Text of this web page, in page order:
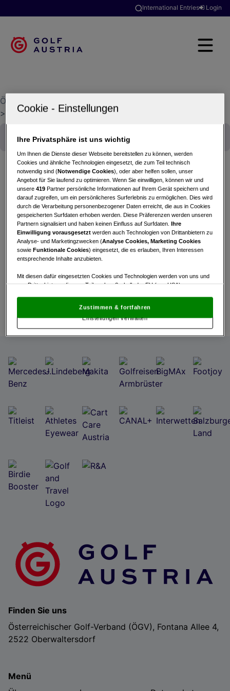
International Entries Login
Österreichischer Golfverband
>
Golf- & Landclub Ennstal Weißenbach/Liezen
Österreichische Mannschaftsmeisterschaften
Masters 65+ Herren Div. 5A
20.08.2024
Golf- & Landclub Ennstal Weißenbach/Liezen
Turnierinfo
Nennliste
Startzeiten
aktualisieren
Finden Sie uns
Österreichischer Golf-Verband (ÖGV), Fontana Allee 4,
2522 Oberwaltersdorf
Menü
Ihre Privatsphäre ist uns wichtig
Um Ihnen die Dienste dieser Webseite bereitstellen zu können, werden
Cookies und ähnliche Technologien eingesetzt, die zum Teil technisch
notwendig sind (Notwendige Cookies), oder aber helfen sollen, unser
Angebot für Sie laufend zu optimieren. Wenn Sie einwilligen, können wir und
unsere419 Partner persönliche Informationen auf Ihrem Gerät speichern und
darauf zugreifen, um ein persönlicheres Surferlebnis zu ermöglichen. Dies wird
durch die Verarbeitung personenbezogener Daten erreicht, die aus in Cookies
gespeicherten Surfdaten erhoben werden. Diese Präferenzen werden unseren
Partnern signalisiert und haben keinen Einfluss auf Surfdaten.Ihre
Einwilligung vorausgesetzt werden auch Technologien von Drittanbietern zu
Analyse- und Marketingzwecken (Analyse Cookies, Marketing Cookies
sowieFunktionale Cookies) eingesetzt, die es erlauben, Ihren Interessen
entsprechende Inhalte anzubieten.
Mit diesen dafür eingesetzten Cookies und Technologien werden von uns und
von Drittanbietern, die zum Teil auch außerhalb der EU (u.a. USA)
angemessenes Datenschutzniveau bescheinigt.Es besteht insbesondere
das Risiko, dass Ihre Daten dem Zugriff durch US-Behörden zu Kontroll- und
Überwachungszwecken unterliegen und dagegen keine wirksamen
Rechtsbehelfe zur Verfügung stehen.
von unseren Cookies und auch von Drittanbietern (auch aus USA) ein.
In den Einstellungen können Sie jederzeit Ihre Präferenzen verwalten und
Widerspruch gegen die Verarbeitung auf der Grundlage berechtigter
Link zur Datenschutzrichtlinie
Folgendes bereitzustellen:
Verwendung genauer Standortdaten. Endgeräteeigenschaften zur Identifikation
aktiv abfragen. Speichern von oder Zugriff auf Informationen auf einem
Endgerät. Personalisierte Werbung und Inhalte, Messung von Werbeleistung
und Verbesserung von Angeboten.
Einstellungen verwalten
Zustimmen & fortfahren